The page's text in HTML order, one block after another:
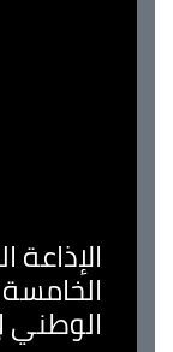
الإذاعة
الوطني